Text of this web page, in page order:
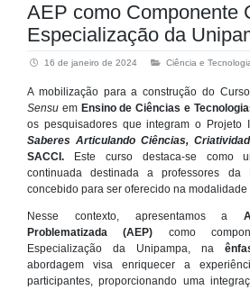
AEP como Componente
Especialização da
16 de janeiro de 2024 Ciência e
A mobilização para a construção do
Sensu em Ensino de Ciências e
os pesquisadores que integram o Projeto
Saberes Articulando Ciências,
SACCI. Este curso destaca-se como
continuada destinada a professores da
concebido para ser oferecido na
Nesse contexto, apresentamos a
Problematizada (AEP) como
Especialização da Unipampa, na
abordagem visa enriquecer a
participantes, proporcionando uma